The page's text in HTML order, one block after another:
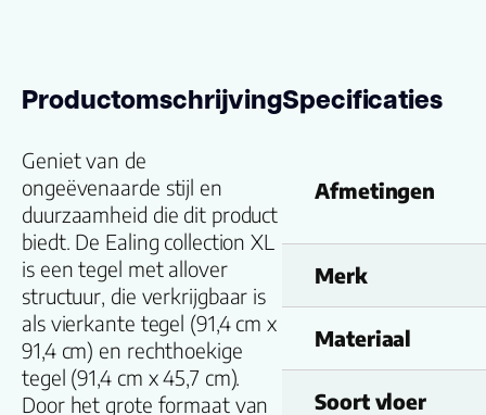
Productomschrijving
Geniet van de
ongeëvenaarde stijl en
duurzaamheid die dit product
biedt. De Ealing collection XL
is een tegel met allover
structuur, die verkrijgbaar is
als vierkante tegel (91,4 cm x
91,4 cm) en rechthoekige
tegel (91,4 cm x 45,7 cm).
Door het grote formaat van
Specificaties
Afmetingen
Merk
Materiaal
Soort vloer